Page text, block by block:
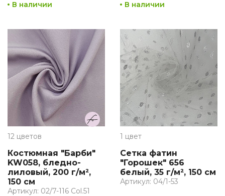
В наличии В наличии
12 цветов
Костюмная "Барби"
KW058, бледно-
лиловый, 200 г/м²,
150 см
Артикул: 02/7-116 Col.51
1 цвет
Сетка фатин
"Горошек" 656
белый, 35 г/м², 150 см
Артикул: 04/1-53